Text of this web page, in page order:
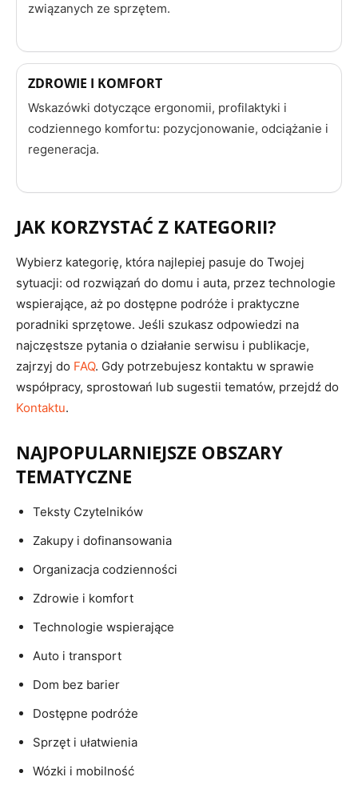
związanych ze sprzętem.
ZDROWIE I KOMFORT
Wskazówki dotyczące ergonomii, profilaktyki i
codziennego komfortu: pozycjonowanie, odciążanie i
regeneracja.
JAK KORZYSTAĆ Z KATEGORII?
Wybierz kategorię, która najlepiej pasuje do Twojej
sytuacji: od rozwiązań do domu i auta, przez technologie
wspierające, aż po dostępne podróże i praktyczne
poradniki sprzętowe. Jeśli szukasz odpowiedzi na
najczęstsze pytania o działanie serwisu i publikacje,
zajrzyj do FAQ. Gdy potrzebujesz kontaktu w sprawie
współpracy, sprostowań lub sugestii tematów, przejdź do
Kontaktu.
NAJPOPULARNIEJSZE OBSZARY
TEMATYCZNE
Teksty Czytelników
Zakupy i dofinansowania
Organizacja codzienności
Zdrowie i komfort
Technologie wspierające
Auto i transport
Dom bez barier
Dostępne podróże
Sprzęt i ułatwienia
Wózki i mobilność